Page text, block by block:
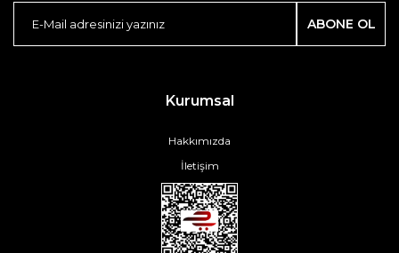
ABONE OL
Kurumsal
Hakkımızda
İletişim